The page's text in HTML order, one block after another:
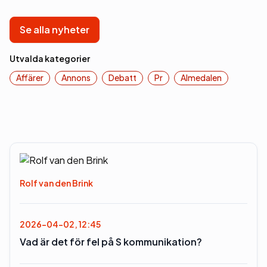
Se alla nyheter
Utvalda kategorier
Affärer
Annons Debatt Pr Almedalen
Rolf van den Brink
2026-04-02, 12:45
Vad är det för fel på S kommunikation?